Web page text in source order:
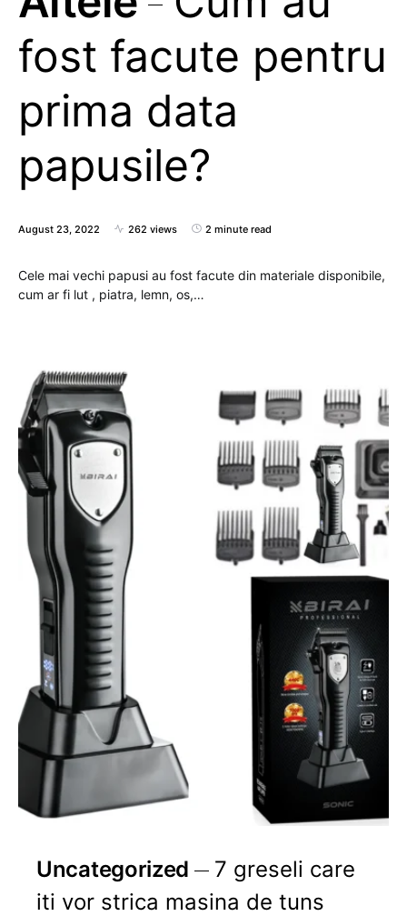
fost facute pentru
prima data
papusile?
August 23, 2022 262 views 2 minute read
Cele mai vechi papusi au fost facute din materiale disponibile,
cum ar fi lut , piatra, lemn, os,…
Uncategorized
7 greseli care
iti vor strica masina de tuns